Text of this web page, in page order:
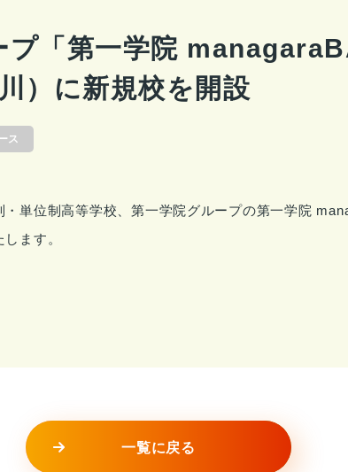
プ「第一学院
）に新規校を開設
ス
・単位制高等学校、第一学院グループの第一学院
ます。
一覧に戻る